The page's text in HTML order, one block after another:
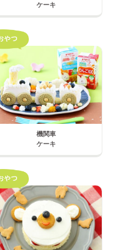
ケーキ
機関車
ケーキ